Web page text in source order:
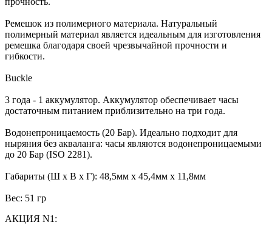
Ремешок из полимерного материала. Натуральный
полимерный материал является идеальным для изготовления
ремешка благодаря своей чрезвычайной прочности и
гибкости.
Buckle
3 года - 1 аккумулятор. Аккумулятор обеспечивает часы
достаточным питанием приблизительно на три года.
Водонепроницаемость (20 Бар). Идеально подходит для
ныряния без акваланга: часы являются водонепроницаемыми
до 20 Бар (ISO 2281).
Габариты (Ш x В x Г): 48,5мм x 45,4мм x 11,8мм
Вес: 51 гр
АКЦИЯ N1: